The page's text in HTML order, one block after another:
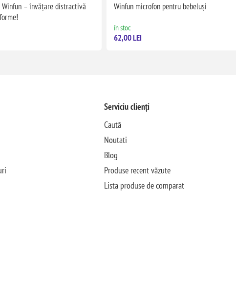
– învățare distractivă
Winfun microfon pentru bebeluși
în stoc
62,00 LEI
Serviciu clienți
Caută
Noutati
Blog
Produse recent văzute
Lista produse de comparat